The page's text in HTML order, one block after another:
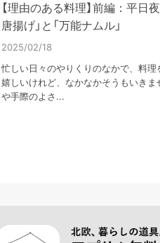
【理由のある料理】前編：平
唐揚げ」と「万能ナムル」
2025/02/18
忙しい日々のやりくりのなかで、料
嬉しいけれど、なかなかそうもいき
や手際のよさ...